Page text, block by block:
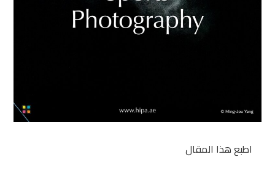
اطبع هذا المقال